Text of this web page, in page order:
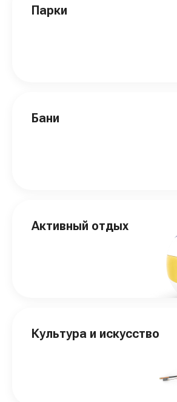
Парки
Бани
Активный отдых
Культура и искусство